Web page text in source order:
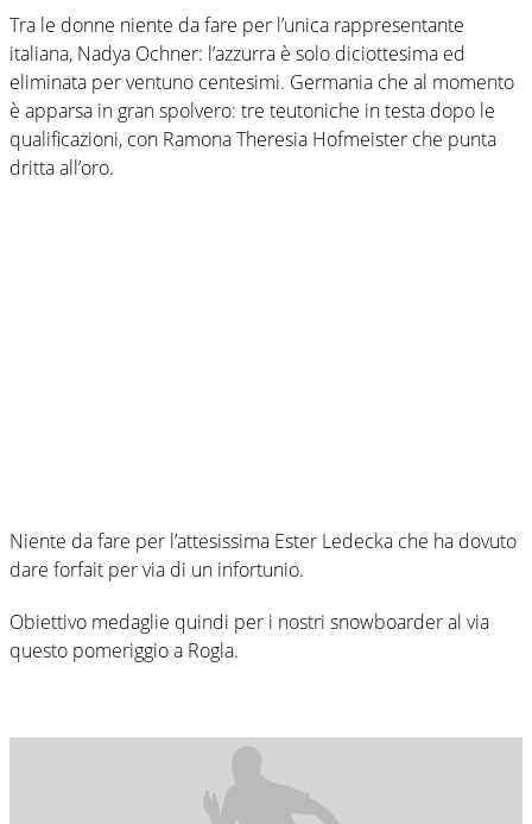
Tra le donne niente da fare per l’unica rappresentante
italiana, Nadya Ochner: l’azzurra è solo diciottesima ed
eliminata per ventuno centesimi. Germania che al momento
è apparsa in gran spolvero: tre teutoniche in testa dopo le
qualificazioni, con Ramona Theresia Hofmeister che punta
dritta all’oro.
Niente da fare per l’attesissima Ester Ledecka che ha dovuto
dare forfait per via di un infortunio.
Obiettivo medaglie quindi per i nostri snowboarder al via
questo pomeriggio a Rogla.